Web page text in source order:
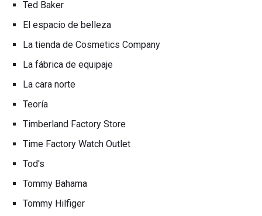
Ted Baker
El espacio de belleza
La tienda de Cosmetics Company
La fábrica de equipaje
La cara norte
Teoría
Timberland Factory Store
Time Factory Watch Outlet
Tod's
Tommy Bahama
Tommy Hilfiger